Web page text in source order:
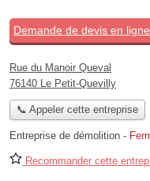
Demande de devis en ligne
Rue du Manoir Queval
76140 Le Petit-Quevilly
📞 Appeler cette entreprise
Entreprise de démolition -
Recommander cette